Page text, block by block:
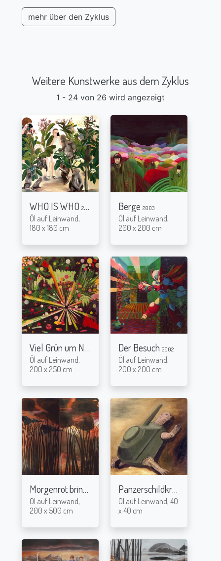
mehr über den Zyklus
Weitere Kunstwerke aus dem Zyklus
1 - 24 von 26 wird angezeigt
WHO IS WHO 2021
Öl auf Leinwand,
180 x 180 cm
Berge 2003
Öl auf Leinwand,
200 x 200 cm
Viel Grün um Nichts
Öl auf Leinwand,
200 x 250 cm
Der Besuch 2002
Öl auf Leinwand,
200 x 200 cm
Morgenrot bringt Tod
Öl auf Leinwand,
200 x 500 cm
Panzerschildkröte
Öl auf Leinwand, 40
x 40 cm